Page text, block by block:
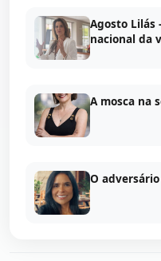
Agosto Lilás
nacional da
A mosca na
O